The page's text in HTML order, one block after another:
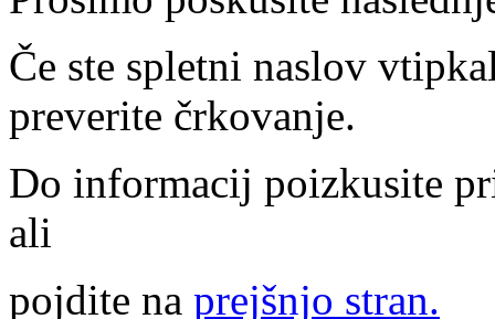
Če ste spletni naslov
preverite črkovanje.
Do informacij poizkusite
ali
pojdite na prejšnjo stran.